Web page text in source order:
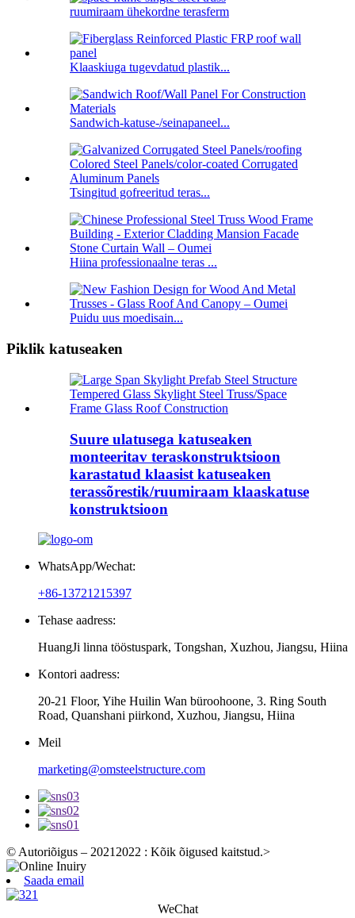
ruumiraam ühekordne terasferm
Klaaskiuga tugevdatud plastik...
Sandwich-katuse-/seinapaneel...
Tsingitud gofreeritud teras...
Hiina professionaalne teras ...
Puidu uus moedisain...
Piklik katuseaken
Suure ulatusega katuseaken
monteeritav teraskonstruktsioon
karastatud klaasist katuseaken
terassõrestik/ruumiraam klaaskatuse
konstruktsioon
WhatsApp/Wechat:
+86-13721215397
Tehase aadress:
HuangJi linna tööstuspark, Tongshan, Xuzhou, Jiangsu, Hiina
Kontori aadress:
20-21 Floor, Yihe Huilin Wan büroohoone, 3. Ring South
Road, Quanshani piirkond, Xuzhou, Jiangsu, Hiina
Meil
marketing@omsteelstructure.com
© Autoriõigus – 20212022 : Kõik õigused kaitstud.>
Saada email
WeChat